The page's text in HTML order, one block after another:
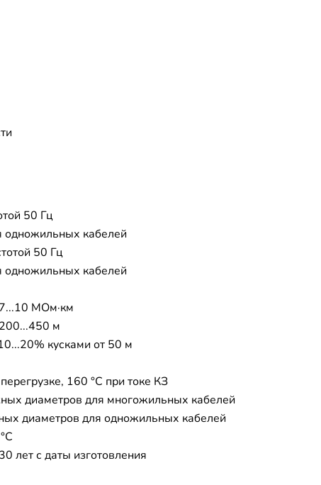
50 Гц
одножильных кабелей
50 Гц
одножильных кабелей
МОм·км
м
кусками от 50 м
160 °C при токе КЗ
диаметров для многожильных кабелей
диаметров для одножильных кабелей
лет с даты изготовления